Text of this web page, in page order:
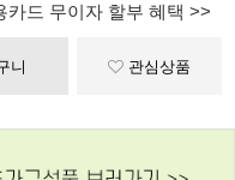
카드 무이자 할부 혜택 >>
니 관심상품